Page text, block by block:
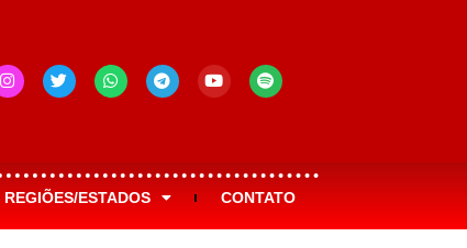
REGIÕES/ESTADOS CONTATO